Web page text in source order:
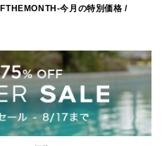
今月の特別価格 /